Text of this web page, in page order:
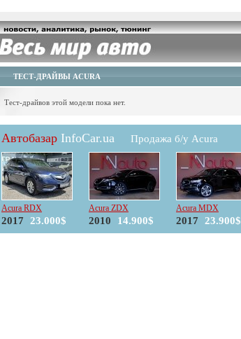
ТЕСТ-ДРАЙВЫ ACURA
Тест-драйвов этой модели пока нет.
Автобазар InfoCar.ua Продажа б/у Acura
Acura RDX
2017 23.000$
Acura ZDX
2010 14.900$
Acura MDX
2017 23.900$